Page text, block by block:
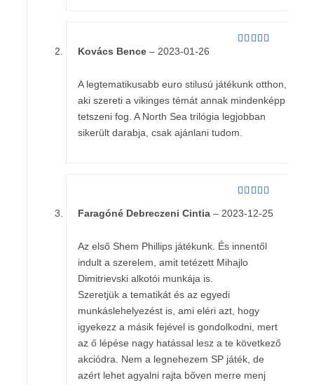
Kovács Bence– 2023-01-26
A legtematikusabb euro stilusú játékunk otthon,
aki szereti a vikinges témát annak mindenképp
tetszeni fog. A North Sea trilógia legjobban
sikerült darabja, csak ajánlani tudom.
/ 5
Faragóné Debreczeni Cintia– 2023-12-25
Az első Shem Phillips játékunk. És innentől
indult a szerelem, amit tetézett Mihajlo
Dimitrievski alkotói munkája is.
Szeretjük a tematikát és az egyedi
munkáslehelyezést is, ami eléri azt, hogy
igyekezz a másik fejével is gondolkodni, mert
az ő lépése nagy hatással lesz a te következő
akciódra. Nem a legnehezem SP játék, de
azért lehet agyalni rajta bőven merre menj